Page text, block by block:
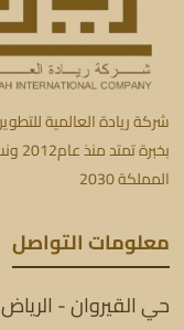
شركة ريادة العالمية
المملكة 2030
معلومات التواصل
حي القيروان -